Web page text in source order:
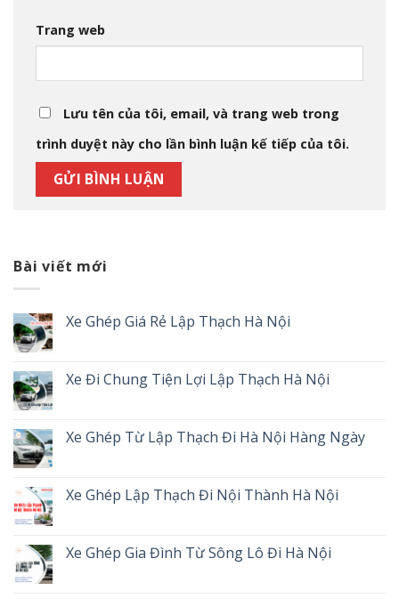
Trang web
Lưu tên của tôi, email, và trang web trong
trình duyệt này cho lần bình luận kế tiếp của tôi.
Bài viết mới
Xe Ghép Giá Rẻ Lập Thạch Hà Nội
Xe Đi Chung Tiện Lợi Lập Thạch Hà Nội
Xe Ghép Từ Lập Thạch Đi Hà Nội Hàng Ngày
Xe Ghép Lập Thạch Đi Nội Thành Hà Nội
Xe Ghép Gia Đình Từ Sông Lô Đi Hà Nội